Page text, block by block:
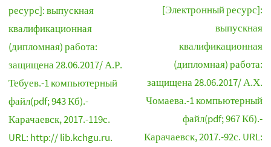
ресурс]: выпускная
квалификационная
(дипломная) работа:
защищена 28.06.2017/ А.Р.
Тебуев.-1 компьютерный
файл(pdf; 943 Кб).-
Карачаевск, 2017.-119с.
URL: http:// lib.kchgu.ru.
[Электронный ресурс]:
выпускная
квалификационная
(дипломная) работа:
защищена 28.06.2017/ А.Х.
Чомаева.-1 компьютерный
файл(pdf; 967 Кб).-
Карачаевск, 2017.-92с. URL: